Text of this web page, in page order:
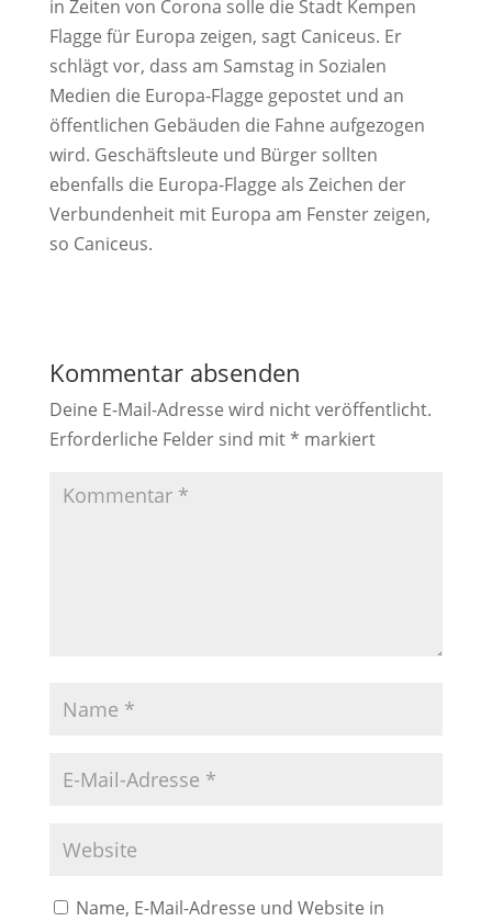
in Zeiten von Corona solle die Stadt Kempen
Flagge für Europa zeigen, sagt Caniceus. Er
schlägt vor, dass am Samstag in Sozialen
Medien die Europa-Flagge gepostet und an
öffentlichen Gebäuden die Fahne aufgezogen
wird. Geschäftsleute und Bürger sollten
ebenfalls die Europa-Flagge als Zeichen der
Verbundenheit mit Europa am Fenster zeigen,
so Caniceus.
Kommentar absenden
Deine E-Mail-Adresse wird nicht veröffentlicht.
Erforderliche Felder sind mit* markiert
Name, E-Mail-Adresse und Website in